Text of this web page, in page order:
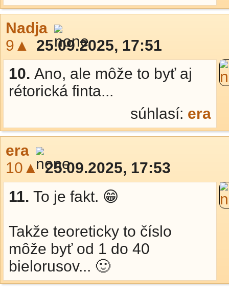
Nadja
9▲
25.09.2025, 17:51
10. Ano, ale môže to byť aj
rétorická finta...
súhlasí: era
era
10▲ 25.09.2025, 17:53
11. To je fakt. 😁
Takže teoreticky to číslo
môže byť od 1 do 40
bielorusov... 🙂